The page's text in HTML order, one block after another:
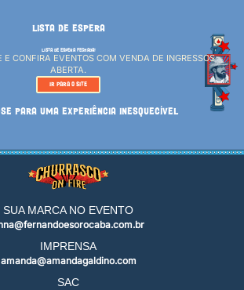
LISTA DE ESPERA
LISTA DE ESPERA FECHADA!
E CONFIRA EVENTOS COM VENDA DE INGRESSOS
ABERTA.
IR PARA O SITE
PARA UMA EXPERIÊNCIA INESQUECÍVEL
SUA MARCA NO EVENTO
IMPRENSA
amanda@amandagaldino.com
SAC